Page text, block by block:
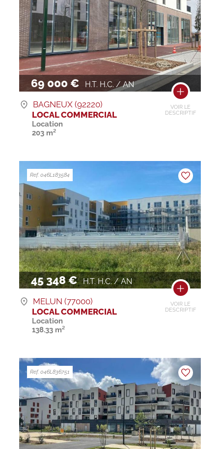
69 000 € H.T. H.C. / AN
VOIR LE
DESCRIPTIF
BAGNEUX (92220)
LOCAL COMMERCIAL
Location
203 m²
45 348 € H.T. H.C. / AN
VOIR LE
DESCRIPTIF
Ref. 046L183584
MELUN (77000)
LOCAL COMMERCIAL
Location
138.33 m²
Ref. 046L836751